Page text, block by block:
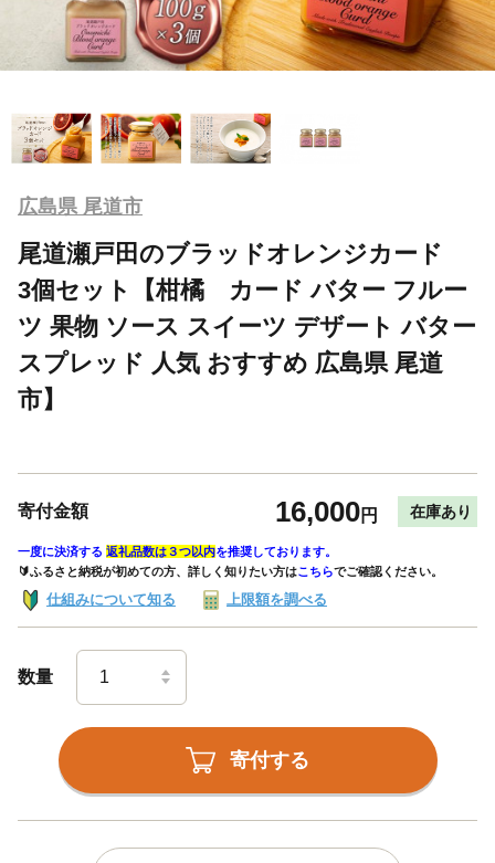
広島県 尾道市
尾道瀬戸田のブラッドオレンジカード
3個セット【柑橘 カード バター フルー
ツ 果物 ソース スイーツ デザート バター
スプレッド 人気 おすすめ 広島県 尾道
市】
寄付金額 16,000円 在庫あり
一度に決済する 返礼品数は３つ以内を推奨しております。
🔰ふるさと納税が初めての方、詳しく知りたい方はこちらでご確認ください。
仕組みについて知る 上限額を調べる
数量
寄付する